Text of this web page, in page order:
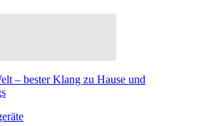
– bester Klang zu Hause und